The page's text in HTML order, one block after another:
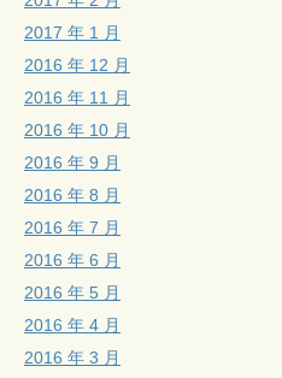
2017 年 1 月
2016 年 12 月
2016 年 11 月
2016 年 10 月
2016 年 9 月
2016 年 8 月
2016 年 7 月
2016 年 6 月
2016 年 5 月
2016 年 4 月
2016 年 3 月